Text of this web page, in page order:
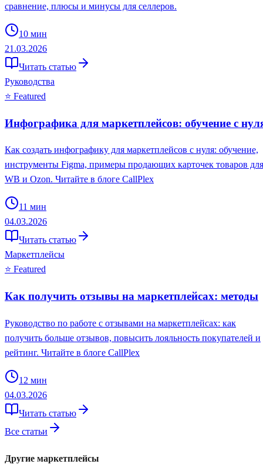
сравнение, плюсы и минусы для селлеров.
10 мин
21.03.2026
Читать статью
Руководства
⭐ Featured
Инфографика для маркетплейсов: обучение с
Как создать инфографику для маркетплейсов с нуля: обучение,
инструменты Figma, примеры продающих карточек товаров для
WB и Ozon. Читайте в блоге CallPlex
11 мин
04.03.2026
Читать статью
Маркетплейсы
⭐ Featured
Как получить отзывы на маркетплейсах: методы
Руководство по работе с отзывами на маркетплейсах: как
получить больше отзывов, повысить лояльность покупателей и
рейтинг. Читайте в блоге CallPlex
12 мин
04.03.2026
Читать статью
Все статьи
Другие маркетплейсы